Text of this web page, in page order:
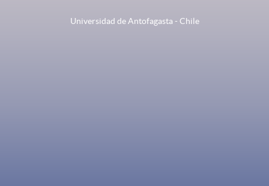
Universidad de Antofagasta - Chile